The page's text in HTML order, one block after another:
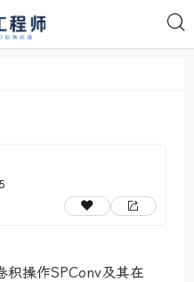
积操作SPConv及其在